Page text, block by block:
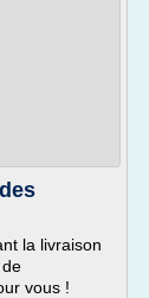
la livraison
vous !